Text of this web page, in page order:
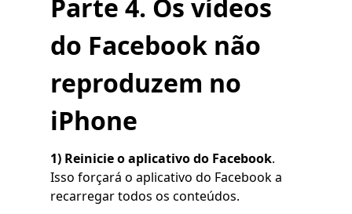
Parte 4. Os vídeos
do Facebook não
reproduzem no
iPhone
1) Reinicie o aplicativo do Facebook.
Isso forçará o aplicativo do Facebook a
recarregar todos os conteúdos.